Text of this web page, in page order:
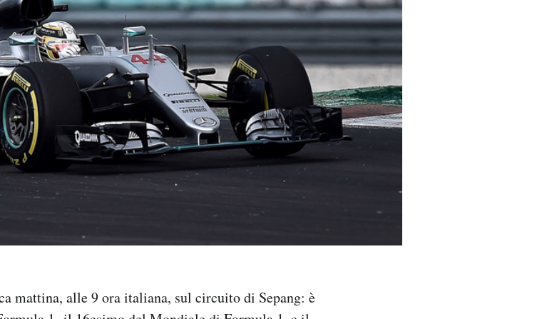
mattina, alle 9 ora italiana, sul circuito di Sepang: è